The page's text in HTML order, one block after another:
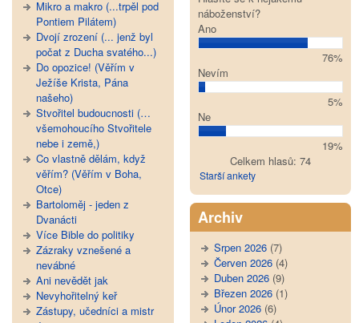
Mikro a makro (...trpěl pod
Pontiem Pilátem)
Dvojí zrození (... jenž byl
počat z Ducha svatého...)
Do opozice! (Věřím v
Ježíše Krista, Pána
našeho)
Stvořitel budoucnosti (…
všemohoucího Stvořitele
nebe i země,)
Co vlastně dělám, když
věřím? (Věřím v Boha,
Otce)
Bartoloměj - jeden z
Dvanácti
Více Bible do politiky
Zázraky vznešené a
nevábné
Ani nevědět jak
Nevyhořitelný keř
Zástupy, učedníci a mistr
náboženství?
Ano
76%
Nevím
5%
Ne
19%
Celkem hlasů: 74
Starší ankety
Archiv
Srpen 2026(7)
Červen 2026(4)
Duben 2026(9)
Březen 2026(1)
Únor 2026(6)